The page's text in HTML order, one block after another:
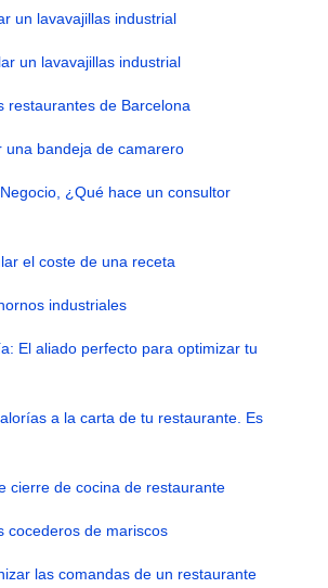
un lavavajillas industrial
un lavavajillas industrial
restaurantes de Barcelona
una bandeja de camarero
¿Qué hace un consultor
el coste de una receta
industriales
El aliado perfecto para optimizar tu
a la carta de tu restaurante. Es
cierre de cocina de restaurante
cocederos de mariscos
las comandas de un restaurante